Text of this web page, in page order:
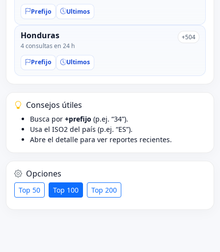
Prefijo Ultimos
Honduras
4 consultas en 24 h
+504
Prefijo Ultimos
Consejos útiles
Busca por +prefijo (p.ej. “34”).
Usa el ISO2 del país (p.ej. “ES”).
Abre el detalle para ver reportes recientes.
Opciones
Top 50 Top 100 Top 200